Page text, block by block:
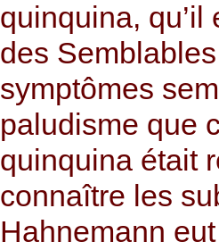
quinquina, qu’il
des
symptômes
paludisme que
quinquina était
connaître les
Hahnemann